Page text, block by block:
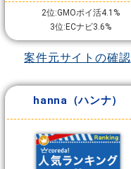
2位:GMOポイ活4.1%
3位:ECナビ3.6%
案件元サイトの確認
hanna（ハンナ）